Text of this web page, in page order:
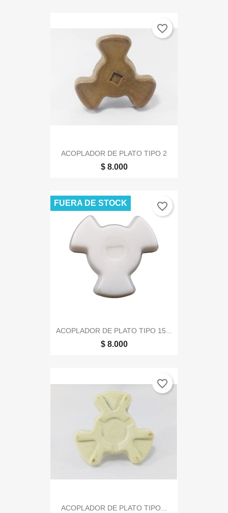
ACOPLADOR DE PLATO TIPO 2
$ 8.000
favorite_border
ACOPLADOR DE PLATO TIPO 15...
$ 8.000
FUERA DE STOCK favorite_border
ACOPLADOR DE PLATO TIPO...
favorite_border